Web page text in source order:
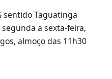
sentido Taguatinga
a sexta-feira,
almoço das 11h30